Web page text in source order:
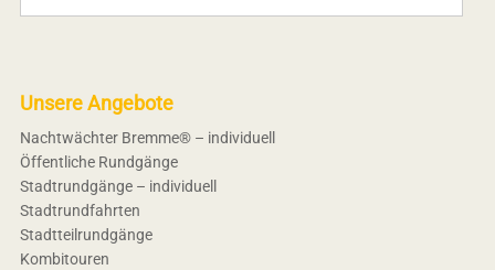
Unsere Angebote
Nachtwächter Bremme® – individuell
Öffentliche Rundgänge
Stadtrundgänge – individuell
Stadtrundfahrten
Stadtteilrundgänge
Kombitouren